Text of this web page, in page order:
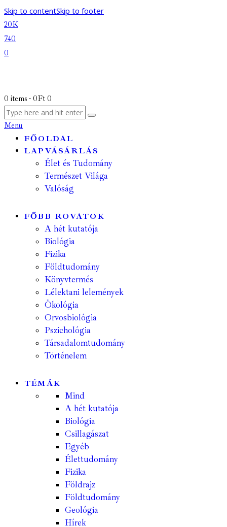
Skip to contentSkip to footer
20K
740
0
0 items - 0Ft 0
Menu
FŐOLDAL
LAPVÁSÁRLÁS
Élet és Tudomány
Természet Világa
Valóság
FŐBB ROVATOK
A hét kutatója
Biológia
Fizika
Földtudomány
Könyvtermés
Lélektani lelemények
Ökológia
Orvosbiológia
Pszichológia
Társadalomtudomány
Történelem
TÉMÁK
Mind
A hét kutatója
Biológia
Csillagászat
Egyéb
Élettudomány
Fizika
Földrajz
Földtudomány
Geológia
Hírek